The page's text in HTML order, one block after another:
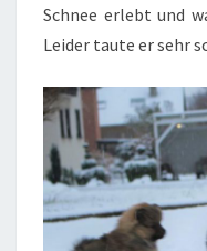
Schnee erlebt und
Leider taute er sehr